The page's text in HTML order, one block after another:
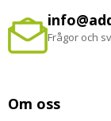
Frågor och
Om oss